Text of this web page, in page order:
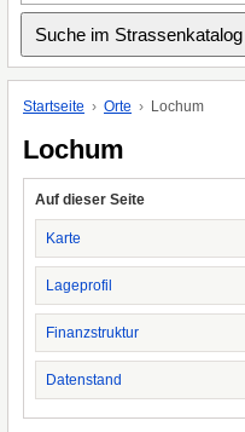
Startseite Orte Lochum
Lochum
Auf dieser Seite
Karte
Lageprofil
Finanzstruktur
Datenstand